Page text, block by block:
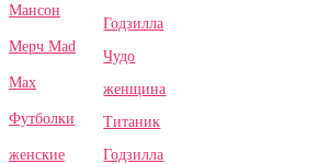
Мансон
Мерч Mad
Max
Футболки
женские
Годзилла
Чудо
женщина
Титаник
Годзилла